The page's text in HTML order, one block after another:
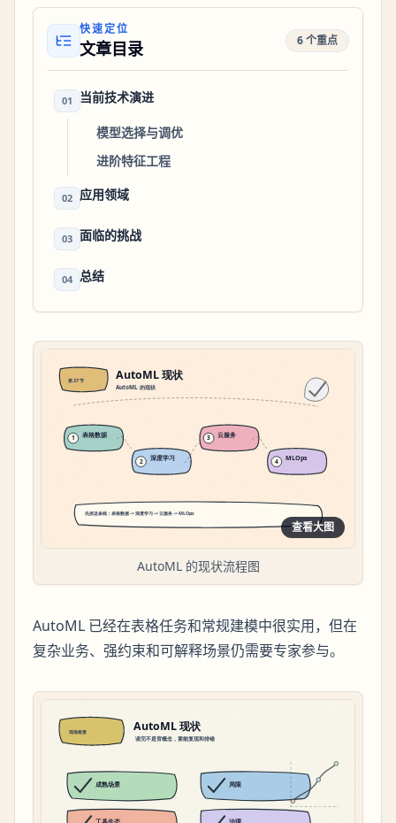
快速定位
文章目录 6 个重点
01 当前技术演进
模型选择与调优
进阶特征工程
02 应用领域
03 面临的挑战
04 总结
查看大图
AutoML 的现状流程图
AutoML 已经在表格任务和常规建模中很实用，但在
复杂业务、强约束和可解释场景仍需要专家参与。